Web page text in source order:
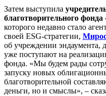
Затем выступила
благотворительного
которого недавно стало
своей ESG-стратегии,
об учреждении эндаумента,
уже поступают на
фонда. «Мы будем рады
запуску новых
благотворительной
деньги, но и смыслы», –